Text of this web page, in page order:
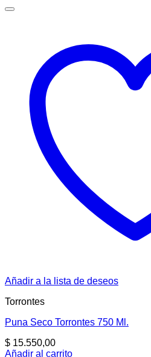
Añadir a la lista de deseos
Torrontes
Puna Seco Torrontes 750 Ml.
$ 15.550,00
Añadir al carrito